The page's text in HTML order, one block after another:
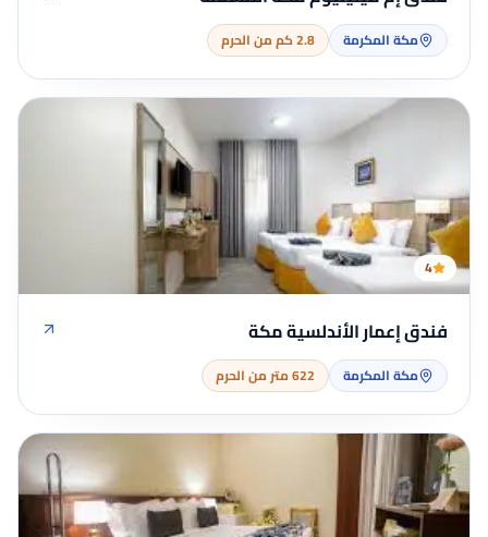
مكة المكرمة 2.8 كم من الحرم
4
فندق إعمار الأندلسية مكة
مكة المكرمة 622 متر من الحرم